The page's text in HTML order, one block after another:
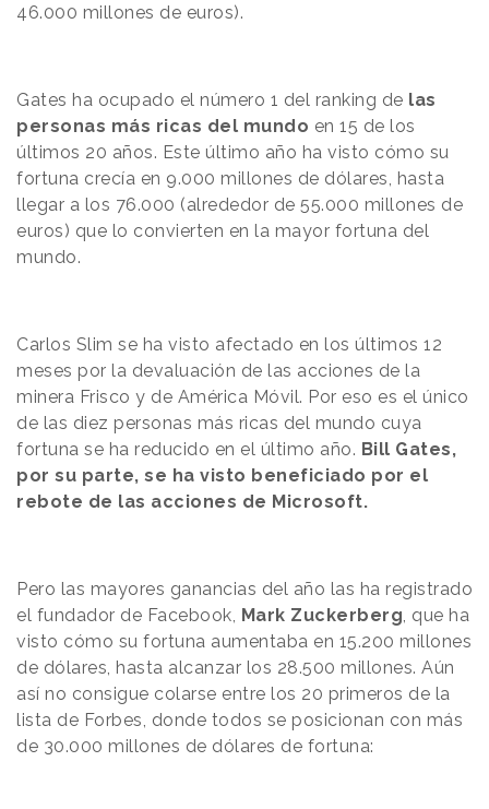
46.000 millones de euros).
Gates ha ocupado el número 1 del ranking de las
personas más ricas del mundo en 15 de los
últimos 20 años. Este último año ha visto cómo su
fortuna crecía en 9.000 millones de dólares, hasta
llegar a los 76.000 (alrededor de 55.000 millones de
euros) que lo convierten en la mayor fortuna del
mundo.
Carlos Slim se ha visto afectado en los últimos 12
meses por la devaluación de las acciones de la
minera Frisco y de América Móvil. Por eso es el único
de las diez personas más ricas del mundo cuya
fortuna se ha reducido en el último año. Bill Gates,
por su parte, se ha visto beneficiado por el
rebote de las acciones de Microsoft.
Pero las mayores ganancias del año las ha registrado
el fundador de Facebook, Mark Zuckerberg , que ha
visto cómo su fortuna aumentaba en 15.200 millones
de dólares, hasta alcanzar los 28.500 millones. Aún
así no consigue colarse entre los 20 primeros de la
lista de Forbes, donde todos se posicionan con más
de 30.000 millones de dólares de fortuna: